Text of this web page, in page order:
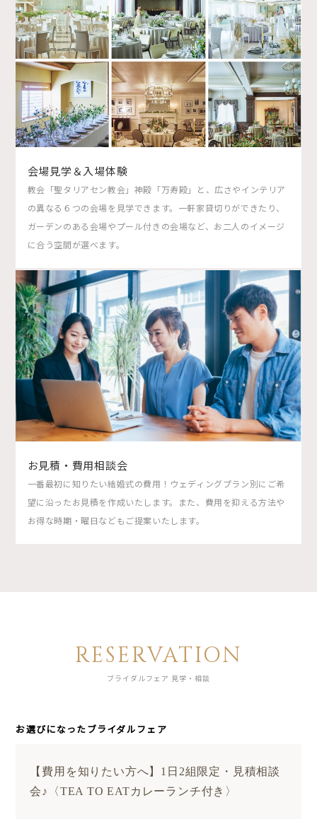
会場見学＆入場体験
教会「聖タリアセン教会」神殿「万寿殿」と、広さやインテリア
の異なる６つの会場を見学できます。一軒家貸切りができたり、
ガーデンのある会場やプール付きの会場など、お二人のイメージ
に合う空間が選べます。
お見積・費用相談会
一番最初に知りたい結婚式の費用！ウェディングプラン別にご希
望に沿ったお見積を作成いたします。また、費用を抑える方法や
お得な時期・曜日などもご提案いたします。
RESERVATION
ブライダルフェア 見学・相談
お選びになったブライダルフェア
【費用を知りたい方へ】1日2組限定・見積相談
会♪〈TEA TO EATカレーランチ付き〉